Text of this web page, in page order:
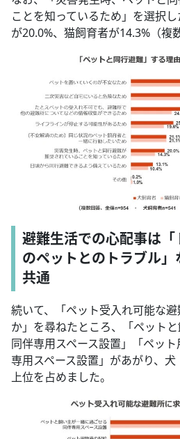
ことを知っているため」を選択
が20.0%、猫飼育者が14.3%（複
避難生活での心配事は
のペットとのトラブル
共通
続いて、「ペット受入れ可能な
か」を尋ねたところ、「ペット
同伴専用スペース設置」「ペッ
専用スペース設置」があがり、
上位を占めました。